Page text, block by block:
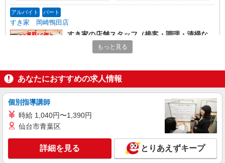
アルバイト パート
すき家 岡崎鴨田店
すき家の店舗スタッフ（接客・調理・清掃な
愛知県岡崎市鴨田町字広元146
キープ 詳細を見る
アルバイト パート
すき家 岡崎法性寺店
すき家の店舗スタッフ（接客・調理・清掃な
ど）
時給1,230円 ※22:00〜翌5:00：時給1,538円 ※
もっと見る
あなたにおすすめの求人情報
個別指導講師
時給 1,040円〜1,390円
仙台市青葉区
詳細を見る とりあえずキープ